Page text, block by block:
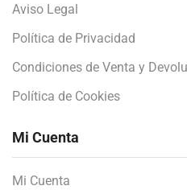
Aviso Legal
Política de Privacidad
Condiciones de Venta y
Política de Cookies
Mi Cuenta
Mi Cuenta